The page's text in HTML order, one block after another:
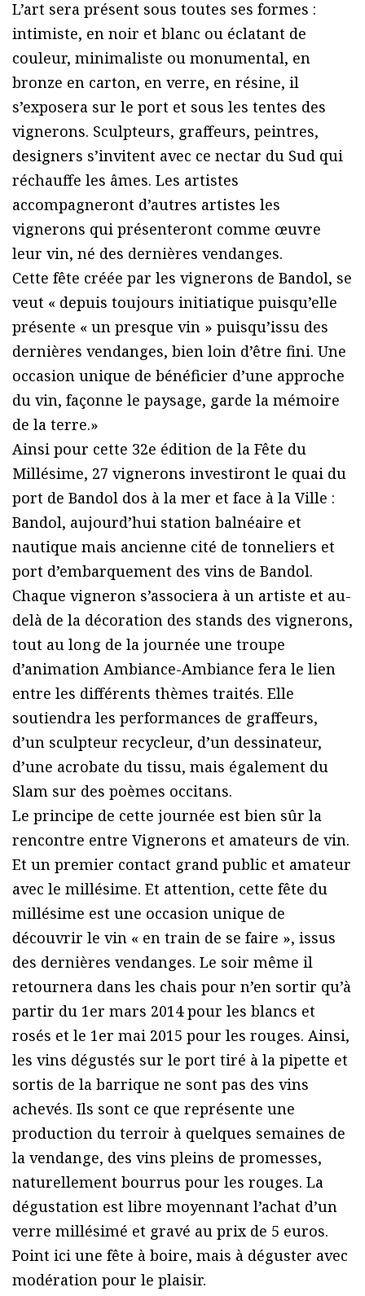
L’art sera présent sous toutes ses formes :
intimiste, en noir et blanc ou éclatant de
couleur, minimaliste ou monumental, en
bronze en carton, en verre, en résine, il
s’exposera sur le port et sous les tentes des
vignerons. Sculpteurs, graffeurs, peintres,
designers s’invitent avec ce nectar du Sud qui
réchauffe les âmes. Les artistes
accompagneront d’autres artistes les
vignerons qui présenteront comme œuvre
leur vin, né des dernières vendanges.
Cette fête créée par les vignerons de Bandol, se
veut « depuis toujours initiatique puisqu’elle
présente « un presque vin » puisqu’issu des
dernières vendanges, bien loin d’être fini. Une
occasion unique de bénéficier d’une approche
du vin, façonne le paysage, garde la mémoire
de la terre.»
Ainsi pour cette 32e édition de la Fête du
Millésime, 27 vignerons investiront le quai du
port de Bandol dos à la mer et face à la Ville :
Bandol, aujourd’hui station balnéaire et
nautique mais ancienne cité de tonneliers et
port d’embarquement des vins de Bandol.
Chaque vigneron s’associera à un artiste et au-
delà de la décoration des stands des vignerons,
tout au long de la journée une troupe
d’animation Ambiance-Ambiance fera le lien
entre les différents thèmes traités. Elle
soutiendra les performances de graffeurs,
d’un sculpteur recycleur, d’un dessinateur,
d’une acrobate du tissu, mais également du
Slam sur des poèmes occitans.
Le principe de cette journée est bien sûr la
rencontre entre Vignerons et amateurs de vin.
Et un premier contact grand public et amateur
avec le millésime. Et attention, cette fête du
millésime est une occasion unique de
découvrir le vin « en train de se faire », issus
des dernières vendanges. Le soir même il
retournera dans les chais pour n’en sortir qu’à
partir du 1er mars 2014 pour les blancs et
rosés et le 1er mai 2015 pour les rouges. Ainsi,
les vins dégustés sur le port tiré à la pipette et
sortis de la barrique ne sont pas des vins
achevés. Ils sont ce que représente une
production du terroir à quelques semaines de
la vendange, des vins pleins de promesses,
naturellement bourrus pour les rouges. La
dégustation est libre moyennant l’achat d’un
verre millésimé et gravé au prix de 5 euros.
Point ici une fête à boire, mais à déguster avec
modération pour le plaisir.